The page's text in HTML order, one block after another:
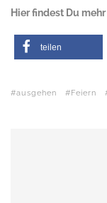
Hier findest Du mehr
teilen
ausgehen Feiern